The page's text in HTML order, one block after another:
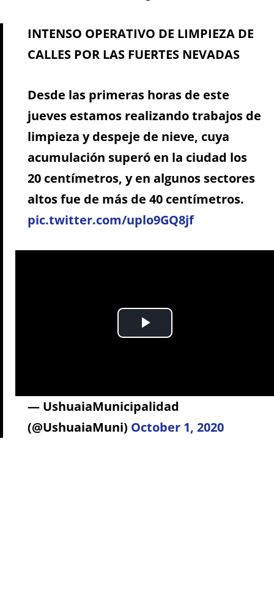
INTENSO OPERATIVO DE LIMPIEZA DE
CALLES POR LAS FUERTES NEVADAS
Desde las primeras horas de este
jueves estamos realizando trabajos de
limpieza y despeje de nieve, cuya
acumulación superó en la ciudad los
20 centímetros, y en algunos sectores
altos fue de más de 40 centímetros.
pic.twitter.com/uplo9GQ8jf
— UshuaiaMunicipalidad
(@UshuaiaMuni) October 1, 2020